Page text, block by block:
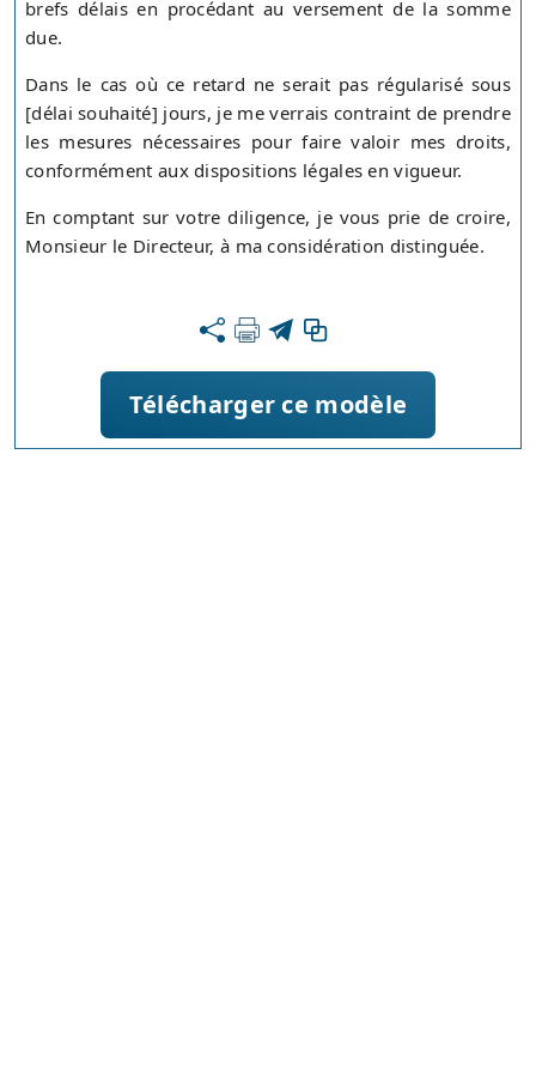
brefs délais en procédant au versement de la somme
due.
Dans le cas où ce retard ne serait pas régularisé sous
[délai souhaité] jours, je me verrais contraint de prendre
les mesures nécessaires pour faire valoir mes droits,
conformément aux dispositions légales en vigueur.
En comptant sur votre diligence, je vous prie de croire,
Monsieur le Directeur, à ma considération distinguée.
Télécharger ce modèle